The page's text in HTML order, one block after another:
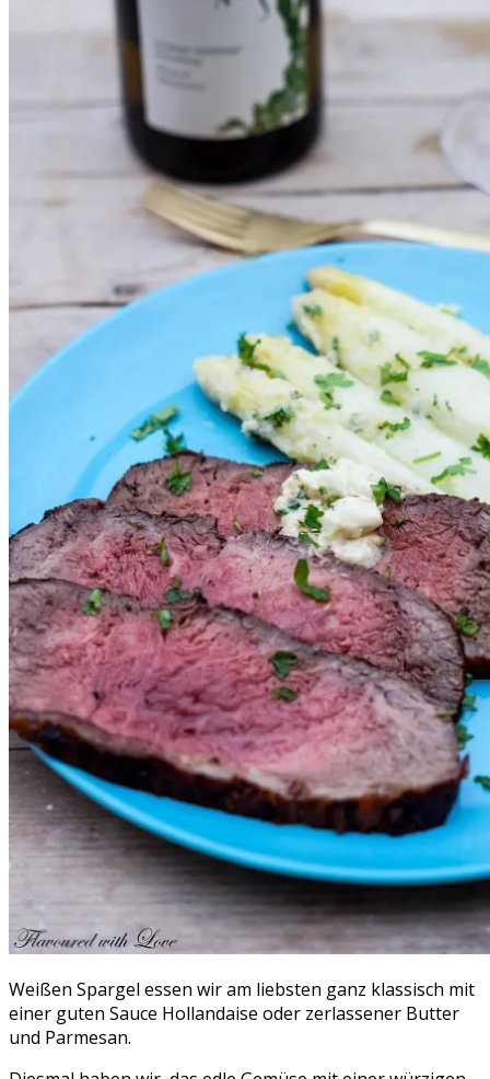
Weißen Spargel essen wir am liebsten ganz klassisch mit
einer guten Sauce Hollandaise oder zerlassener Butter
und Parmesan.